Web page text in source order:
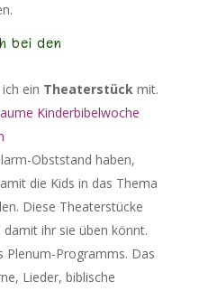
bei den
ein Theaterstückmit.
Obststand haben,
die Kids in das Thema
Diese Theaterstücke
ihr sie üben könnt.
Plenum-Programms. Das
Lieder, biblische